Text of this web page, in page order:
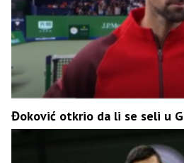
Đoković otkrio da li se seli u